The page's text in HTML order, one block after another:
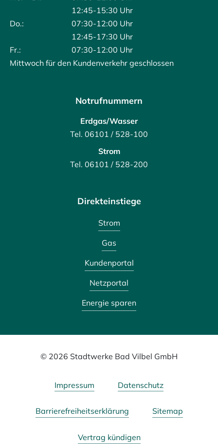
12:45-15:30 Uhr
Do.:
07:30-12:00 Uhr
12:45-17:30 Uhr
Fr.:
07:30-12:00 Uhr
Mittwoch für den Kundenverkehr geschlossen
Notrufnummern
Erdgas/Wasser
Tel. 06101 / 528-100
Strom
Tel. 06101 / 528-200
Direkteinstiege
Strom
Gas
Kundenportal
Netzportal
Energie sparen
© 2026 Stadtwerke Bad Vilbel GmbH
Impressum Datenschutz
Barrierefreiheitserklärung Sitemap
Vertrag kündigen